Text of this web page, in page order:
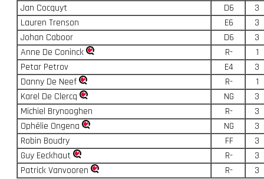
Jan Cocquyt
D6
3
Lauren Trenson
E6
3
Johan Caboor
D6
3
Anne De Coninck
R-
1
Petar Petrov
E4
3
Danny De Neef
R-
1
Karel De Clercq
NG
3
Michiel Brynooghen
R-
3
Ophélie Ongena
NG
3
Robin Boudry
FF
3
Guy Eeckhaut
R-
3
Patrick Vanvooren
R- 3